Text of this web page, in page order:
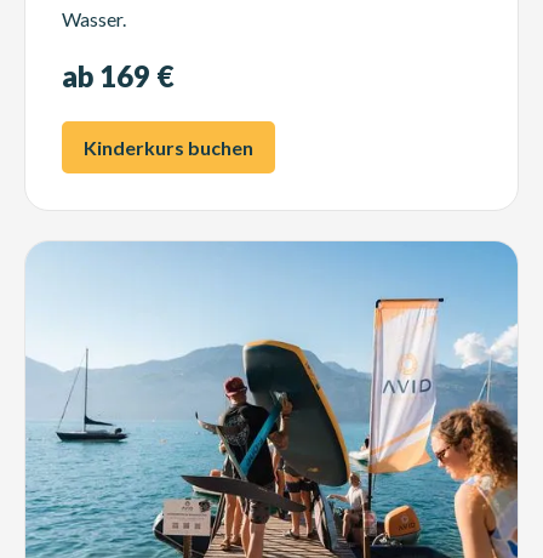
Wasser.
ab 169 €
Kinderkurs buchen